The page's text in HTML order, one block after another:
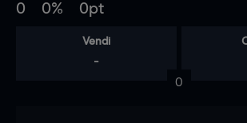
0 0% 0pt
Vendi
-
0